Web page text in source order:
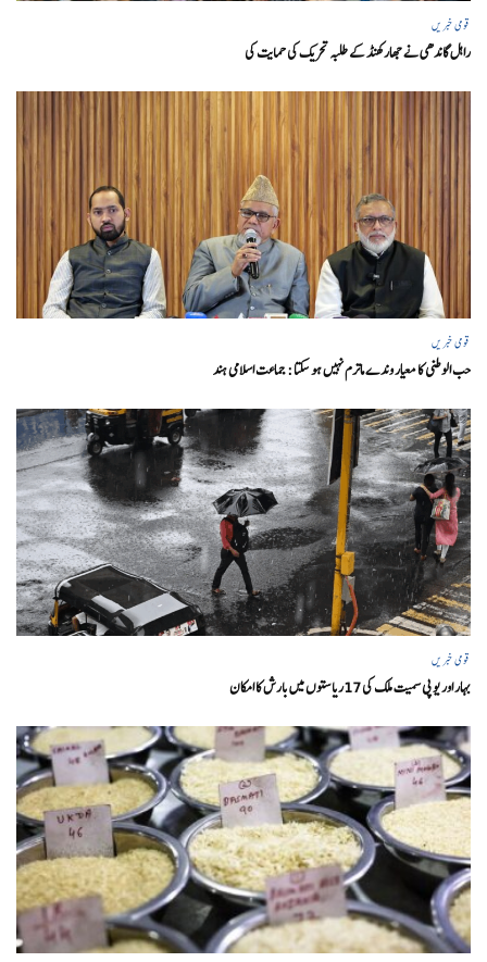
قومی خبریں
راہل گاندھی نے جھارکھنڈ کے طلبہ تحریک کی حمایت کی
قومی خبریں
حب الوطنی کا معیار وندے ماترم نہیں ہو سکتا : جماعت اسلامی ہند
قومی خبریں
بہار اور یو پی سمیت ملک کی 17ریاستوں میں بارش کا امکان